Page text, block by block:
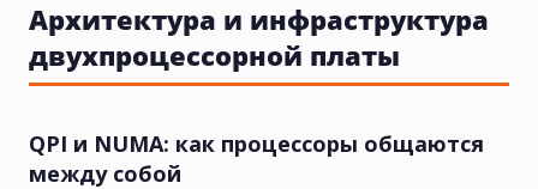
Архитектура и инфраструктура
двухпроцессорной платы
QPI и NUMA: как процессоры общаются
между собой